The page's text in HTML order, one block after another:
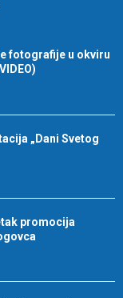
fotografije u okviru
„Dani Svetog
promocija